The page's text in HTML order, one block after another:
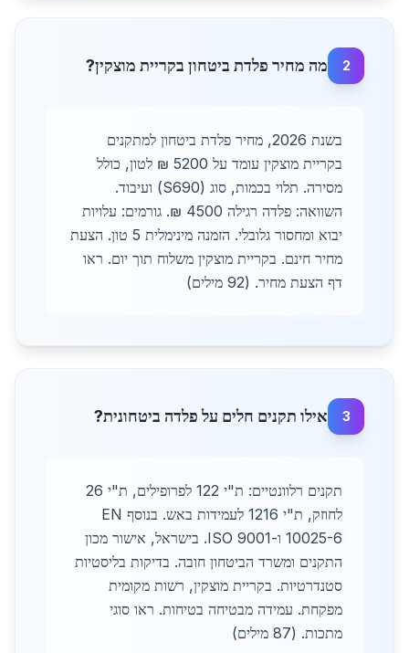
2 מה מחיר פלדת ביטחון בקריית מוצקין?
בשנת 2026, מחיר פלדת ביטחון למתקנים
בקריית מוצקין עומד על 5200 ₪ לטון, כולל
מסירה. תלוי בכמות, סוג (S690) ועיבוד.
השוואה: פלדה רגילה 4500 ₪. גורמים: עלויות
יבוא ומחסור גלובלי. הזמנה מינימלית 5 טון. הצעת
מחיר חינם. בקריית מוצקין משלוח תוך יום. ראו
דף הצעת מחיר. (92 מילים)
3 אילו תקנים חלים על פלדה ביטחונית?
תקנים רלוונטיים: ת"י 122 לפרופילים, ת"י 26
לחוזק, ת"י 1216 לעמידות באש. בנוסף EN
10025-6 ו-ISO 9001. בישראל, אישור מכון
התקנים ומשרד הביטחון חובה. בדיקות בליסטיות
סטנדרטיות. בקריית מוצקין, רשות מקומית
מפקחת. עמידה מבטיחה בטיחות. ראו סוגי
מתכות. (87 מילים)